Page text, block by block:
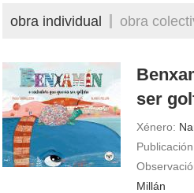
obra individual obra
ser
Xénero:
Millán